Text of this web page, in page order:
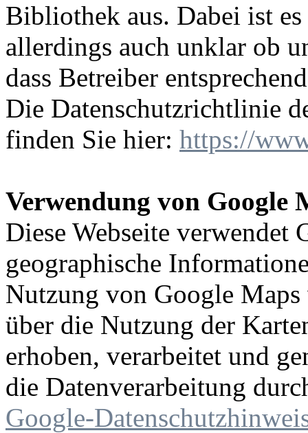
Bibliothek aus. Dabei ist
allerdings auch unklar ob
dass Betreiber
Die Datenschutzrichtlinie
finden Sie hier: https://
Verwendung von Google
Diese Webseite verwendet
geographische
Nutzung von Google
über die Nutzung der
erhoben, verarbeitet und
die Datenverarbeitung
Google-